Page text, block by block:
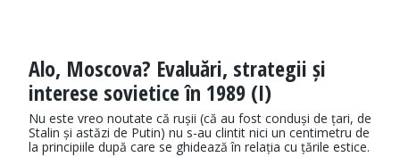
Alo, Moscova? Evaluări, strategii și
interese sovietice în 1989 (I)
Nu este vreo noutate că rușii (că au fost conduși de țari, de
Stalin și astăzi de Putin) nu s-au clintit nici un centimetru de
la principiile după care se ghidează în relația cu țările estice.